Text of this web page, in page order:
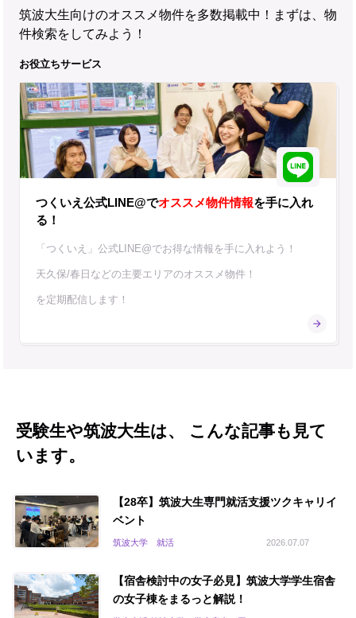
筑波大生向けのオススメ物件を多数掲載中！まずは、物
件検索をしてみよう！
お役立ちサービス
つくいえ公式LINE@でオススメ物件情報を手に入れ
る！
「つくいえ」公式LINE@でお得な情報を手に入れよう！
天久保/春日などの主要エリアのオススメ物件！
を定期配信します！
受験生や筑波大生は、 こんな記事も見て
います。
【28卒】筑波大生専門就活支援ツクキャリイ
ベント
2026.07.07
筑波大学 就活
【宿舎検討中の女子必見】筑波大学学生宿舎
の女子棟をまるっと解説！